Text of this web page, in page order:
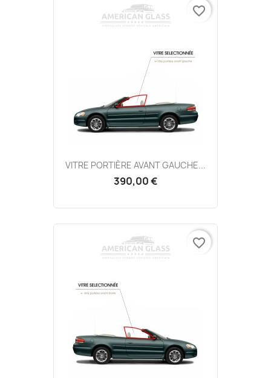
VITRE PORTIÈRE AVANT GAUCHE...
390,00 €
favorite_border
favorite_border